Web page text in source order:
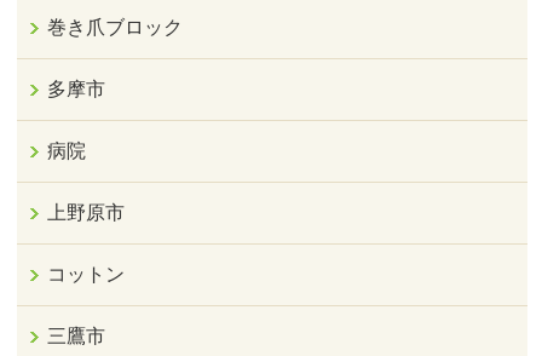
巻き爪ブロック
多摩市
病院
上野原市
コットン
三鷹市